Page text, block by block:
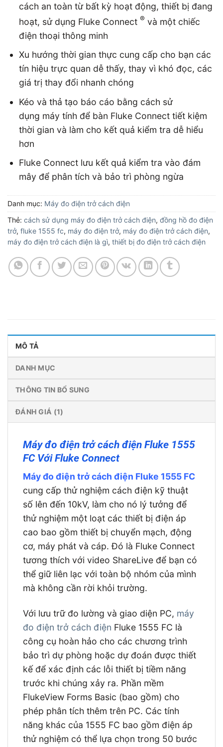
cách an toàn từ bất kỳ hoạt động, thiết bị đang
hoạt, sử dụng Fluke Connect ® và một chiếc
điện thoại thông minh
Xu hướng thời gian thực cung cấp cho bạn các
tín hiệu trực quan dễ thấy, thay vì khó đọc, các
giá trị thay đổi nhanh chóng
Kéo và thả tạo báo cáo bằng cách sử
dụng máy tính để bàn Fluke Connect tiết kiệm
thời gian và làm cho kết quả kiểm tra dễ hiểu
hơn
Fluke Connect lưu kết quả kiểm tra vào đám
mây để phân tích và bảo trì phòng ngừa
Danh mục: Máy đo điện trở cách điện
Thẻ: cách sử dụng máy đo điện trở cách điện, đồng hồ đo điện
trở, fluke 1555 fc, máy đo điện trở, máy đo điện trở cách điện,
máy đo điện trở cách điện là gì, thiết bị đo điện trở cách điện
MÔ TẢ
DANH MỤC
THÔNG TIN BỔ SUNG
ĐÁNH GIÁ (1)
Máy đo điện trở cách điện Fluke 1555
FC Với Fluke Connect
Máy đo điện trở cách điện Fluke 1555 FC
cung cấp thử nghiệm cách điện kỹ thuật
số lên đến 10kV, làm cho nó lý tưởng để
thử nghiệm một loạt các thiết bị điện áp
cao bao gồm thiết bị chuyển mạch, động
cơ, máy phát và cáp. Đó là Fluke Connect
tương thích với video ShareLive để bạn có
thể giữ liên lạc với toàn bộ nhóm của mình
mà không cần rời khỏi trường.
Với lưu trữ đo lường và giao diện PC, máy
đo điện trở cách điện Fluke 1555 FC là
công cụ hoàn hảo cho các chương trình
bảo trì dự phòng hoặc dự đoán được thiết
kế để xác định các lỗi thiết bị tiềm năng
trước khi chúng xảy ra. Phần mềm
FlukeView Forms Basic (bao gồm) cho
phép phân tích thêm trên PC. Các tính
năng khác của 1555 FC bao gồm điện áp
thử nghiệm có thể lựa chọn trong 50 bước